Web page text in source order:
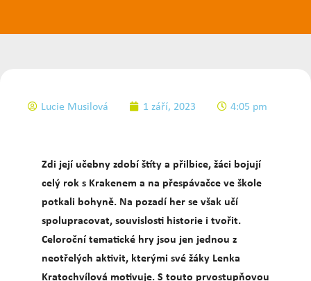
Lucie Musilová 1 září, 2023 4:05 pm
Zdi její učebny zdobí štíty a přilbice, žáci bojují
celý rok s Krakenem a na přespávačce ve škole
potkali bohyně. Na pozadí her se však učí
spolupracovat, souvislosti historie i tvořit.
Celoroční tematické hry jsou jen jednou z
neotřelých aktivit, kterými své žáky Lenka
Kratochvílová motivuje. S touto prvostupňovou